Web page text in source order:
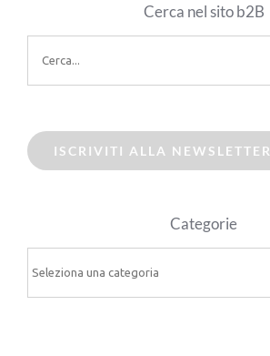
Cerca nel sito b2B
per:
ISCRIVITI ALLA NEWSLETTER
Categorie